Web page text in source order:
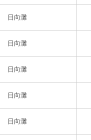
日向灘
日向灘
日向灘
日向灘
日向灘